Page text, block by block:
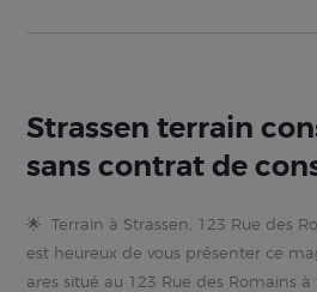
Strassen terrain
sans contrat de
🌟 Terrain à Strassen, 123 Rue des
est heureux de vous présenter ce
ares situé au 123 Rue des Romains